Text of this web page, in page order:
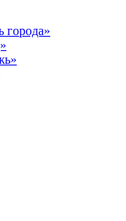
города»